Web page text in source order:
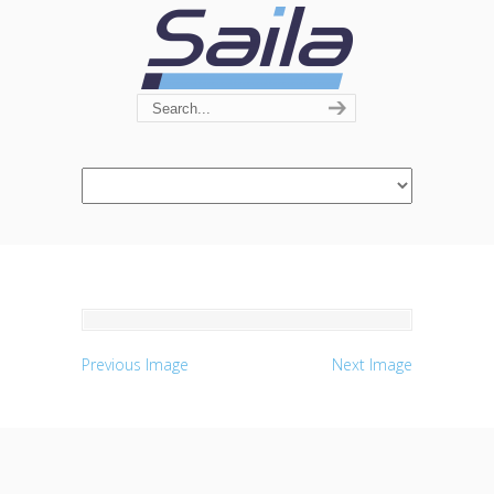
Previous Image Next Image